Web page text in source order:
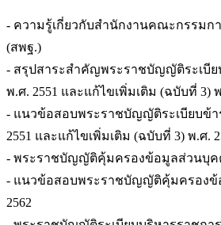
- ความรู้เกี่ยวกับสำนักงานคณะกรรม
(สพฐ.)
- สรุปสาระสำคัญพระราชบัญญัติระเบีย
พ.ศ. 2551 และแก้ไขเพิ่มเติม (ฉบับที่ 3)
- แนวข้อสอบพระราชบัญญัติระเบียบข้า
2551 และแก้ไขเพิ่มเติม (ฉบับที่ 3) พ.ศ.
- พระราชบัญญัติคุ้มครองข้อมูลส่วนบุค
- แนวข้อสอบพระราชบัญญัติคุ้มครองข้
2562